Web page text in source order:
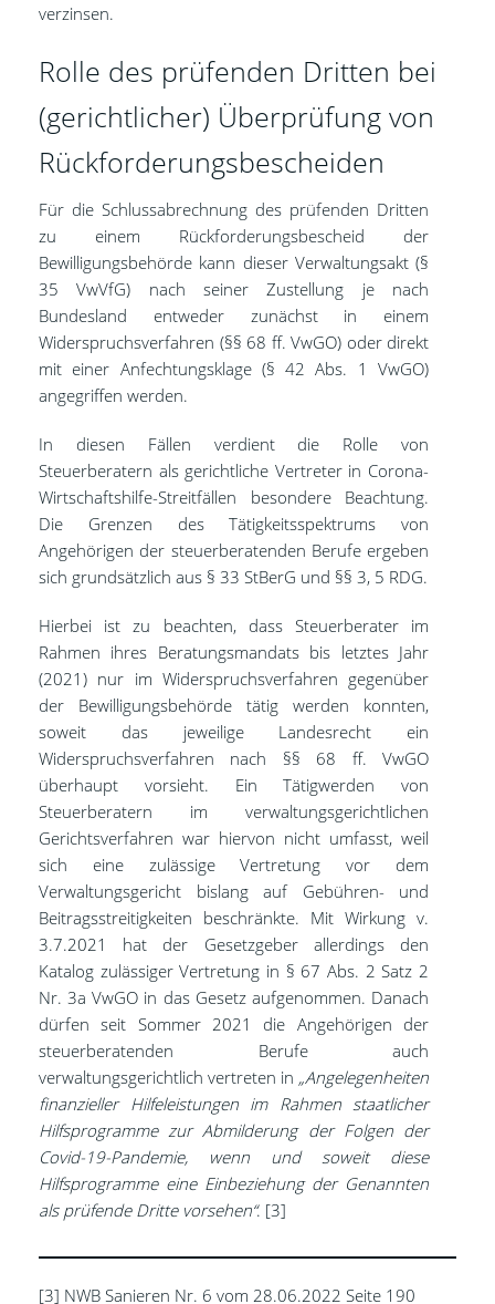
verzinsen.
Rolle des prüfenden Dritten bei
(gerichtlicher) Überprüfung von
Rückforderungsbescheiden
Für die Schlussabrechnung des prüfenden Dritten
zu einem Rückforderungsbescheid der
Bewilligungsbehörde kann dieser Verwaltungsakt (§
35 VwVfG) nach seiner Zustellung je nach
Bundesland entweder zunächst in einem
Widerspruchsverfahren (§§ 68 ff. VwGO) oder direkt
mit einer Anfechtungsklage (§ 42 Abs. 1 VwGO)
angegriffen werden.
In diesen Fällen verdient die Rolle von
Steuerberatern als gerichtliche Vertreter in Corona-
Wirtschaftshilfe-Streitfällen besondere Beachtung.
Die Grenzen des Tätigkeitsspektrums von
Angehörigen der steuerberatenden Berufe ergeben
sich grundsätzlich aus § 33 StBerG und §§ 3, 5 RDG.
Hierbei ist zu beachten, dass Steuerberater im
Rahmen ihres Beratungsmandats bis letztes Jahr
(2021) nur im Widerspruchsverfahren gegenüber
der Bewilligungsbehörde tätig werden konnten,
soweit das jeweilige Landesrecht ein
Widerspruchsverfahren nach §§ 68 ff. VwGO
überhaupt vorsieht. Ein Tätigwerden von
Steuerberatern im verwaltungsgerichtlichen
Gerichtsverfahren war hiervon nicht umfasst, weil
sich eine zulässige Vertretung vor dem
Verwaltungsgericht bislang auf Gebühren- und
Beitragsstreitigkeiten beschränkte. Mit Wirkung v.
3.7.2021 hat der Gesetzgeber allerdings den
Katalog zulässiger Vertretung in § 67 Abs. 2 Satz 2
Nr. 3a VwGO in das Gesetz aufgenommen. Danach
dürfen seit Sommer 2021 die Angehörigen der
steuerberatenden Berufe auch
verwaltungsgerichtlich vertreten in „Angelegenheiten
finanzieller Hilfeleistungen im Rahmen staatlicher
Hilfsprogramme zur Abmilderung der Folgen der
Covid-19-Pandemie, wenn und soweit diese
Hilfsprogramme eine Einbeziehung der Genannten
als prüfende Dritte vorsehen“. [3]
[3] NWB Sanieren Nr. 6 vom 28.06.2022 Seite 190